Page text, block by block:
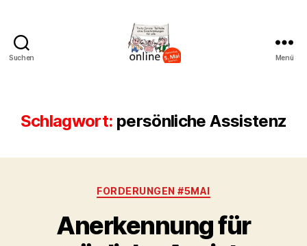
Suchen Menü
Schlagwort: persönliche Assistenz
Kategorien
FORDERUNGEN #5MAI
Anerkennung für